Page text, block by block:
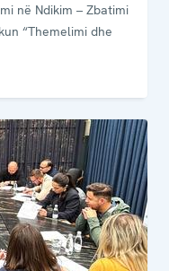
në Ndikim – Zbatimi
“Themelimi dhe